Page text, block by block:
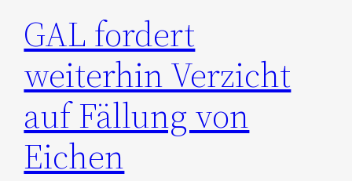
GAL fordert
weiterhin Verzicht
auf Fällung von
Eichen